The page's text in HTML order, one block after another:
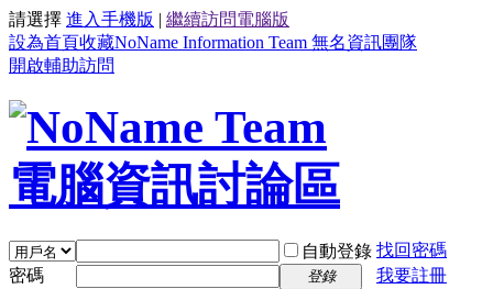
請選擇 進入手機版 | 繼續訪問電腦版
設為首頁收藏NoName Information Team 無名資訊團隊
開啟輔助訪問
自動登錄 找回密碼
密碼
登錄
我要註冊